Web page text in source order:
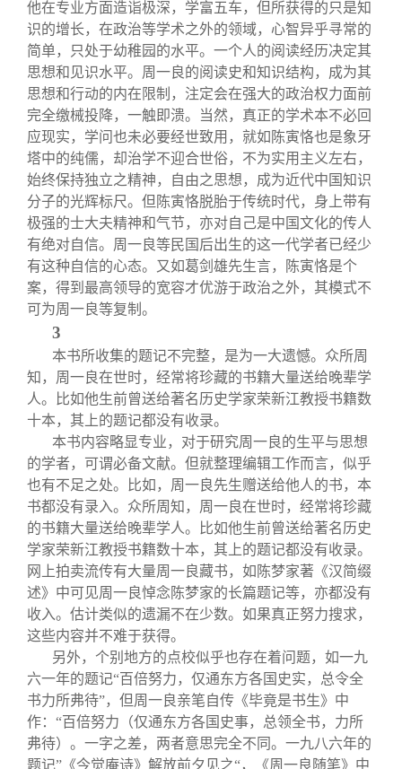
他在专业方面造诣极深，学富五车，但所获得的只是知
识的增长，在政治等学术之外的领域，心智异乎寻常的
简单，只处于幼稚园的水平。一个人的阅读经历决定其
思想和见识水平。周一良的阅读史和知识结构，成为其
思想和行动的内在限制，注定会在强大的政治权力面前
完全缴械投降，一触即溃。当然，真正的学术本不必回
应现实，学问也未必要经世致用，就如陈寅恪也是象牙
塔中的纯儒，却治学不迎合世俗，不为实用主义左右，
始终保持独立之精神，自由之思想，成为近代中国知识
分子的光辉标尺。但陈寅恪脱胎于传统时代，身上带有
极强的士大夫精神和气节，亦对自己是中国文化的传人
有绝对自信。周一良等民国后出生的这一代学者已经少
有这种自信的心态。又如葛剑雄先生言，陈寅恪是个
案，得到最高领导的宽容才优游于政治之外，其模式不
可为周一良等复制。
3
本书所收集的题记不完整，是为一大遗憾。众所周
知，周一良在世时，经常将珍藏的书籍大量送给晚辈学
人。比如他生前曾送给著名历史学家荣新江教授书籍数
十本，其上的题记都没有收录。
本书内容略显专业，对于研究周一良的生平与思想
的学者，可谓必备文献。但就整理编辑工作而言，似乎
也有不足之处。比如，周一良先生赠送给他人的书，本
书都没有录入。众所周知，周一良在世时，经常将珍藏
的书籍大量送给晚辈学人。比如他生前曾送给著名历史
学家荣新江教授书籍数十本，其上的题记都没有收录。
网上拍卖流传有大量周一良藏书，如陈梦家著《汉简缀
述》中可见周一良悼念陈梦家的长篇题记等，亦都没有
收入。估计类似的遗漏不在少数。如果真正努力搜求，
这些内容并不难于获得。
另外，个别地方的点校似乎也存在着问题，如一九
六一年的题记“百倍努力，仅通东方各国史实，总令全
书力所弗待”，但周一良亲笔自传《毕竟是书生》中
作：“百倍努力（仅通东方各国史事，总领全书，力所
弗待）。一字之差，两者意思完全不同。一九八六年的
题记”《今觉庵诗》解放前夕见之“，《周一良随笔》中